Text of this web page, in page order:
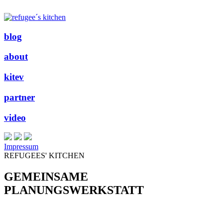
blog
about
kitev
partner
video
Impressum
REFUGEES' KITCHEN
GEMEINSAME
PLANUNGSWERKSTATT